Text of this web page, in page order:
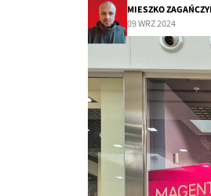
MIESZKO
09 WRZ 2024